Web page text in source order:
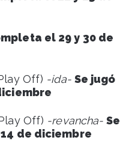
el 29 y 30 de
Off) -ida- Se jugó
Off) -revancha-Se
de diciembre